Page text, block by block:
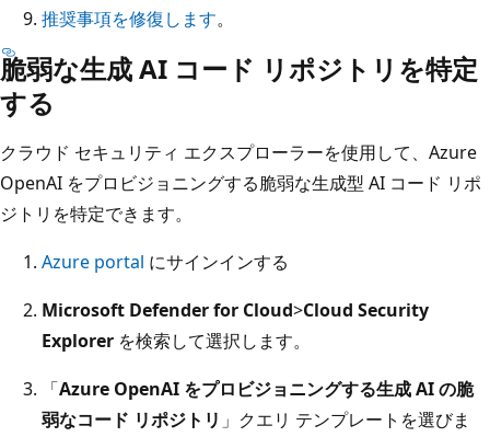
推奨事項を修復します。
脆弱な生成 AI コード リポジトリを特定
する
クラウド セキュリティ エクスプローラーを使用して、Azure
OpenAI をプロビジョニングする脆弱な生成型 AI コード リポ
ジトリを特定できます。
Azure portal にサインインする
Microsoft Defender for Cloud>Cloud Security
Explorer を検索して選択します。
「Azure OpenAI をプロビジョニングする生成 AI の脆
弱なコード リポジトリ 」クエリ テンプレートを選びま